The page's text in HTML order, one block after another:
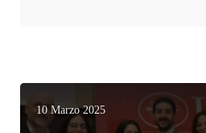
10 Marzo 2025